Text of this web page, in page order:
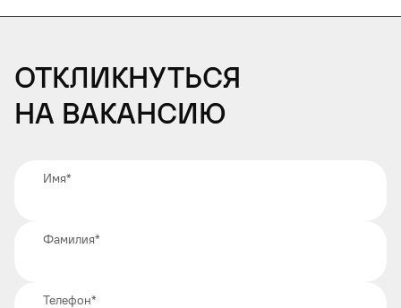
Откликнуться
на вакансию
Имя*
Фамилия*
Телефон*